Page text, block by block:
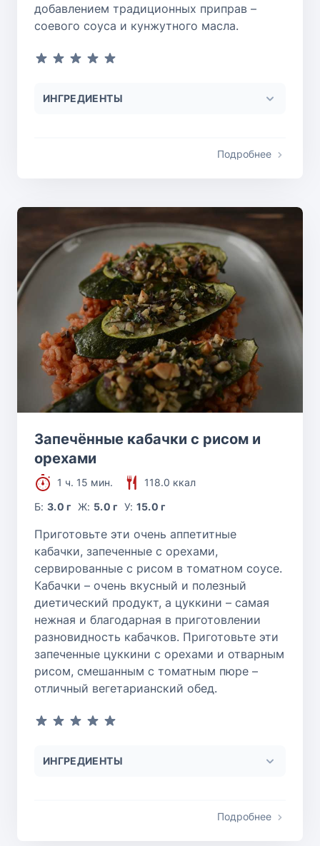
добавлением традиционных приправ –
соевого соуса и кунжутного масла.
ИНГРЕДИЕНТЫ
Подробнее
Запечённые кабачки с рисом и
орехами
1 ч. 15 мин.
118.0 ккал
Б:3.0 г Ж: 5.0 г У: 15.0 г
Приготовьте эти очень аппетитные
кабачки, запеченные с орехами,
сервированные с рисом в томатном соусе.
Кабачки – очень вкусный и полезный
диетический продукт, а цуккини – самая
нежная и благодарная в приготовлении
разновидность кабачков. Приготовьте эти
запеченные цуккини с орехами и отварным
рисом, смешанным с томатным пюре –
отличный вегетарианский обед.
ИНГРЕДИЕНТЫ
Подробнее